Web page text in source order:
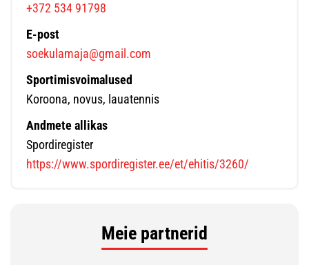
+372 534 91798
E-post
soekulamaja@gmail.com
Sportimisvoimalused
Koroona, novus, lauatennis
Andmete allikas
Spordiregister
https://www.spordiregister.ee/et/ehitis/3260/
Meie partnerid